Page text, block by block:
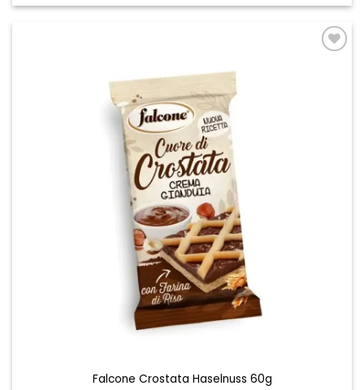
Falcone Crostata Haselnuss 60g